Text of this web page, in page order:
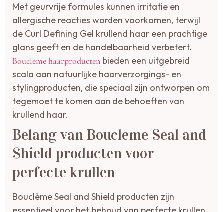
Met geurvrije formules kunnen irritatie en
allergische reacties worden voorkomen, terwijl
de Curl Defining Gel krullend haar een prachtige
glans geeft en de handelbaarheid verbetert.
Bouclème haarproducten bieden een uitgebreid
scala aan natuurlijke haarverzorgings- en
stylingproducten, die speciaal zijn ontworpen om
tegemoet te komen aan de behoeften van
krullend haar.
Belang van Boucleme Seal and
Shield producten voor
perfecte krullen
Bouclème Seal and Shield producten zijn
essentieel voor het behoud van perfecte krullen,